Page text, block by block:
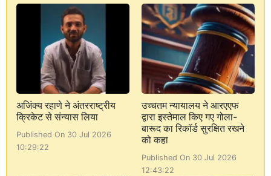
अजिंक्य रहाणे ने अंतरराष्ट्रीय
क्रिकेट से संन्यास लिया
Published On 30 Jul 2026
10:29:22
उच्चतम न्यायालय ने आरएएफ
द्वारा इस्तेमाल किए गए गोला-
बारूद का रिकॉर्ड सुरक्षित रखने
को कहा
Published On 30 Jul 2026
12:43:22